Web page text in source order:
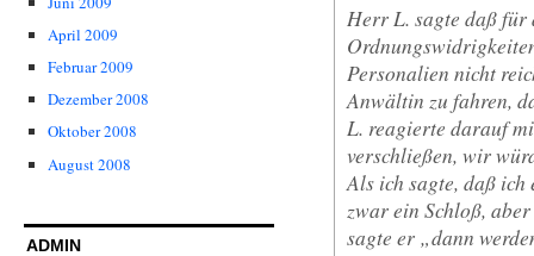
April 2009
Februar 2009
Dezember 2008
Oktober 2008
August 2008
ADMIN
Herr L. sagte daß für
Personalien nicht
Anwältin zu fahren,
L. reagierte darauf
verschließen, wir
Als ich sagte, daß
zwar ein Schloß,
sagte er „dann